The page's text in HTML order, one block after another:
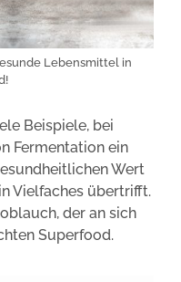
Lebensmittel in
Beispiele, bei
Fermentation ein
Wert
Vielfaches übertrifft.
der an sich
Superfood.